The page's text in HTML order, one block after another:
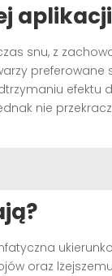
snu, z
preferowane
efektu
nie
oraz